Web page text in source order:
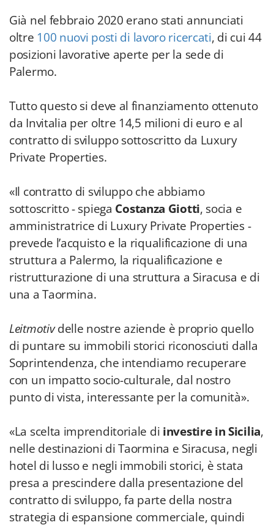
Già nel febbraio 2020 erano stati annunciati
oltre 100 nuovi posti di lavoro ricercati, di cui44
posizioni lavorative aperte per la sede di
Palermo.
Tutto questo si deve al finanziamento ottenuto
da Invitalia per oltre 14,5 milioni di euro e al
contratto di sviluppo sottoscritto da Luxury
Private Properties.
«Il contratto di sviluppo che abbiamo
sottoscritto - spiega Costanza Giotti, socia e
amministratrice di Luxury Private Properties -
prevede l’acquisto e la riqualificazione di una
struttura a Palermo, la riqualificazione e
ristrutturazione di una struttura a Siracusa e di
una a Taormina.
Leitmotivdelle nostre aziende è proprio quello
di puntare su immobili storici riconosciuti dalla
Soprintendenza, che intendiamo recuperare
con un impatto socio-culturale, dal nostro
punto di vista, interessante per la comunità».
«La scelta imprenditoriale di investire in Sicilia,
nelle destinazioni di Taormina e Siracusa, negli
hotel di lusso e negli immobili storici, è stata
presa a prescindere dalla presentazione del
contratto di sviluppo, fa parte della nostra
strategia di espansione commerciale, quindi